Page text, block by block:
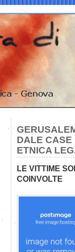
DALE CASE
ETNICA
LE VITTIME
COINVOLTE